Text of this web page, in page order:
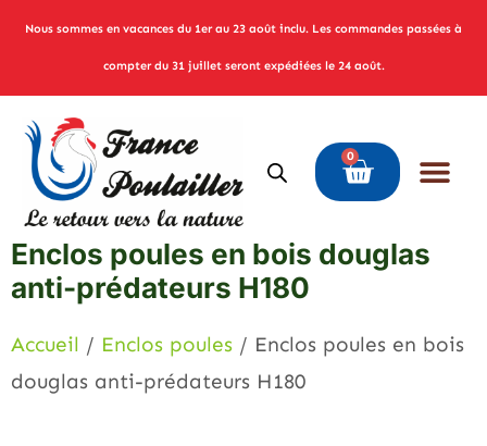
Nous sommes en vacances du 1er au 23 août inclu. Les commandes passées à
compter du 31 juillet seront expédiées le 24 août.
0
Enclos poules en bois douglas
anti-prédateurs H180
Accueil / Enclos poules / Enclos poules en bois
douglas anti-prédateurs H180